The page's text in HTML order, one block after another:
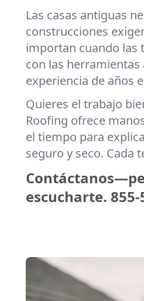
Las casas antiguas
construcciones
importan cuando las
con las herramientas
experiencia de años
Quieres el trabajo
Roofing ofrece
el tiempo para
seguro y seco. Cada
escucharte.